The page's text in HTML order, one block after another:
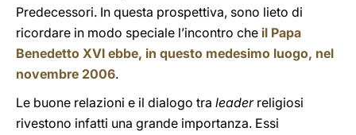
Predecessori. In questa prospettiva, sono lieto di
ricordare in modo speciale l’incontro che il Papa
Benedetto XVI ebbe, in questo medesimo luogo, nel
novembre 2006.
Le buone relazioni e il dialogo tra leaderreligiosi
rivestono infatti una grande importanza. Essi